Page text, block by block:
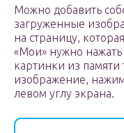
Можно добавить
загруженные
на страницу,
«Мои» нужно нажать
картинки из
изображение,
левом углу экрана.